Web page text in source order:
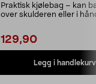
Praktisk kjølebag – kan
over skulderen eller i
129,90
Legg i handlekurv